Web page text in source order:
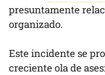
presuntamente
organizado.
Este incidente se
creciente ola de